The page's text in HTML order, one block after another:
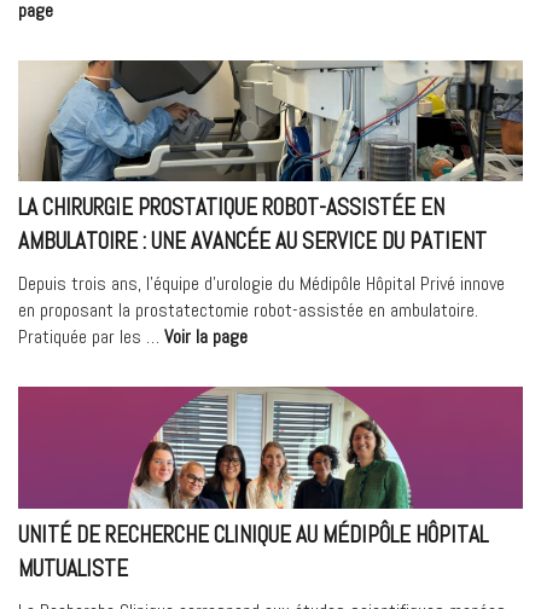
du
MHM »
page« Lancement
l’Académie
de
réanimation »
LA CHIRURGIE PROSTATIQUE ROBOT-ASSISTÉE EN
AMBULATOIRE : UNE AVANCÉE AU SERVICE DU PATIENT
Depuis trois ans, l’équipe d’urologie du Médipôle Hôpital Privé innove
en proposant la prostatectomie robot-assistée en ambulatoire.
Pratiquée par les … Voir la page« La
prostatique
robot-
assistée
en
ambulatoire
:
une
au
UNITÉ DE RECHERCHE CLINIQUE AU MÉDIPÔLE HÔPITAL
MUTUALISTE